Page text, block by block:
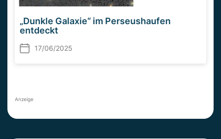
„Dunkle Galaxie“ im Perseushaufen
entdeckt
17/06/2025
Anzeige